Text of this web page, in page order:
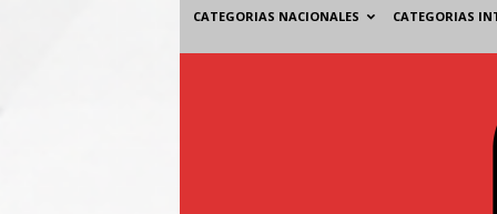
CATEGORIAS NACIONALES CATEGORIAS